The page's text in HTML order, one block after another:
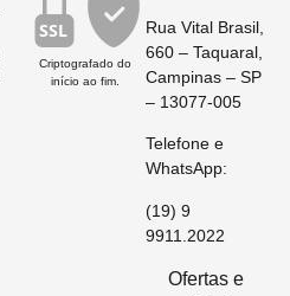
SSL
Criptografado do
início ao fim.
Rua Vital Brasil,
660 – Taquaral,
Campinas – SP
– 13077-005
Telefone e
WhatsApp:
(19) 9
9911.2022
Ofertas e